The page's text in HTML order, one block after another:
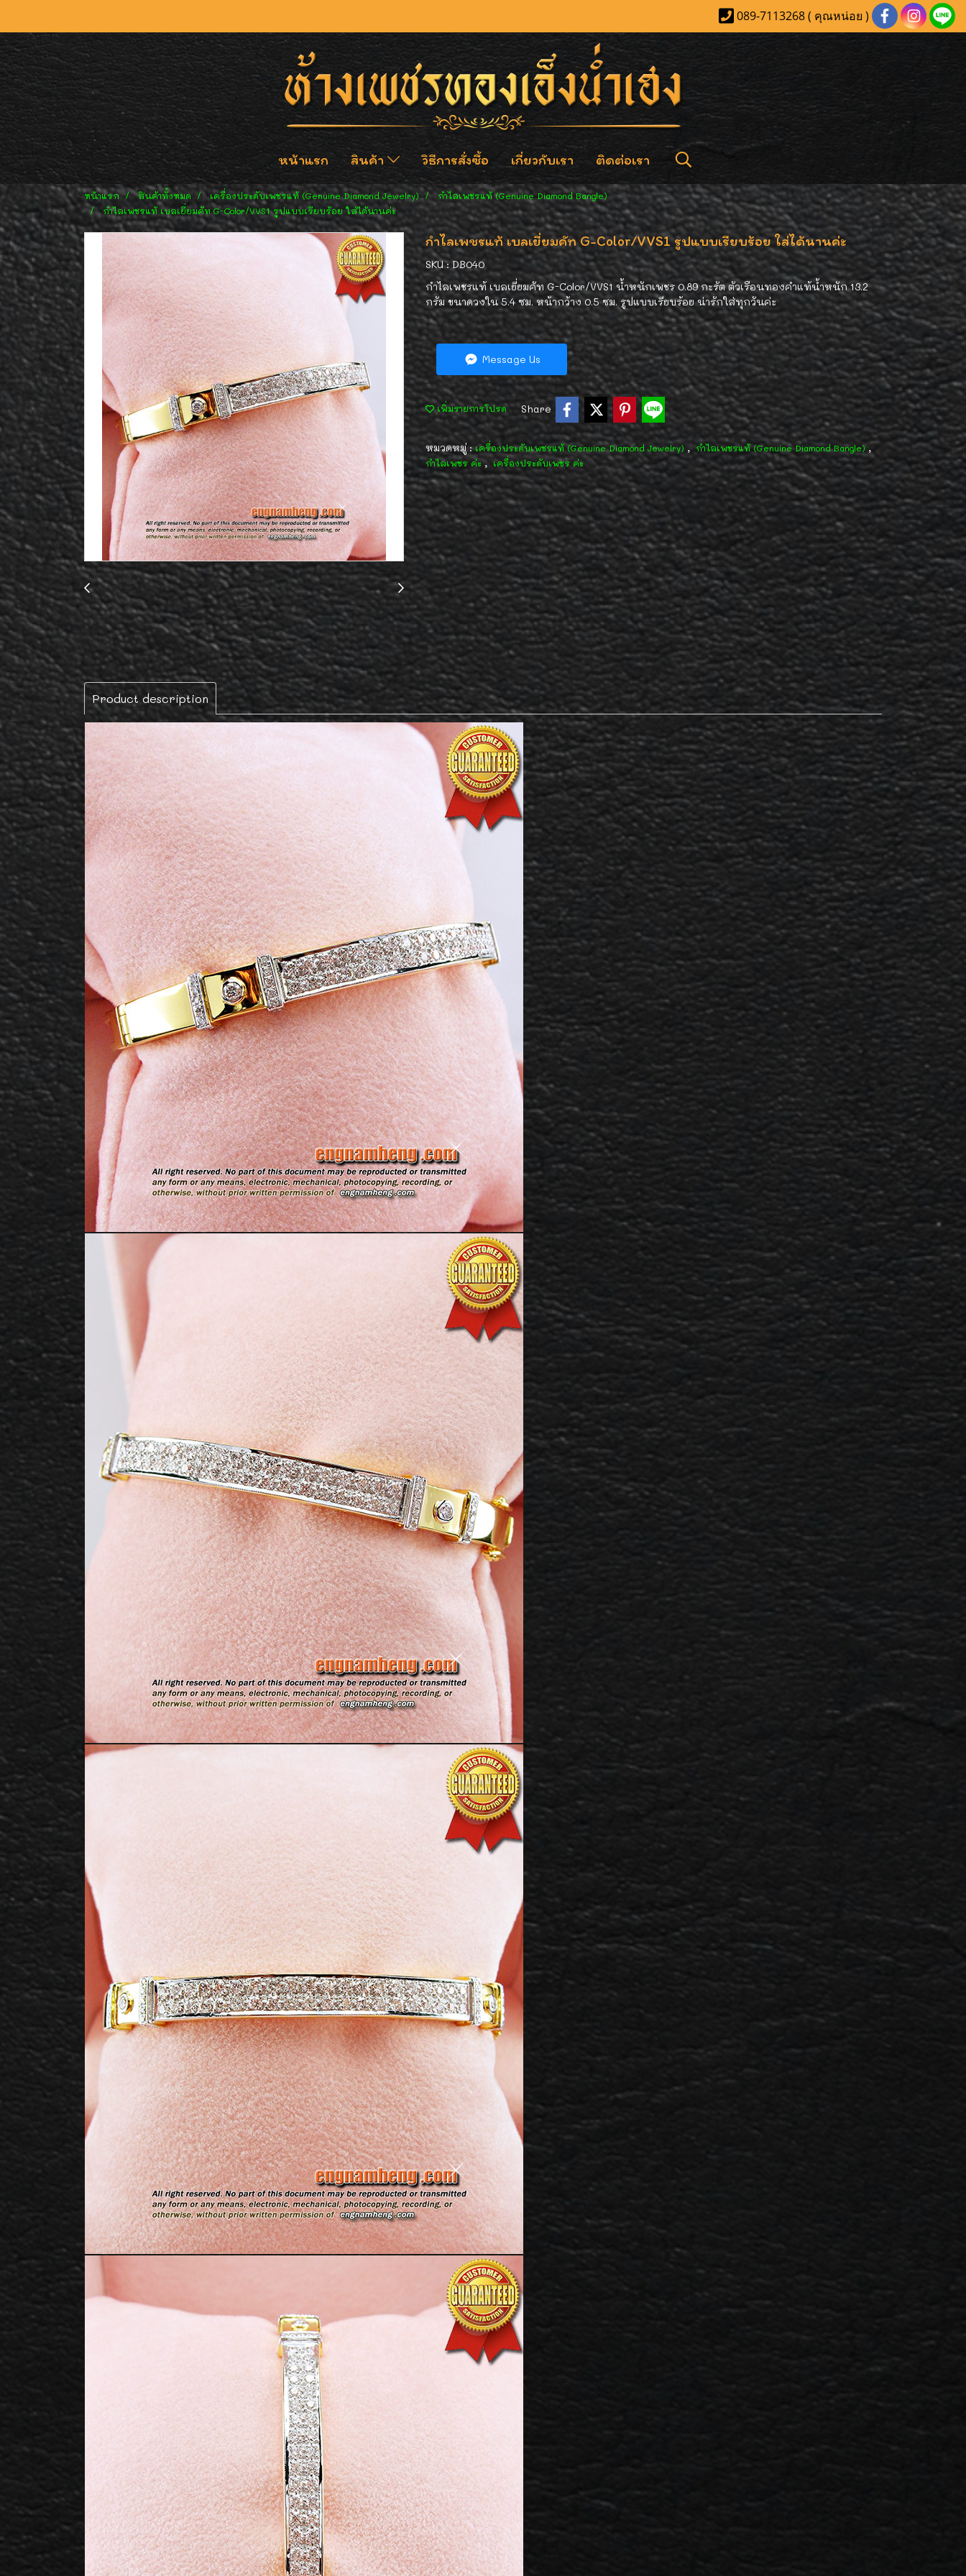
089-7113268 ( คุณหน่อย )
หน้าแรก สินค้า วิธีการสั่งซื้อ เกี่ยวกับเรา ติดต่อเรา
หน้าแรก สินค้าทั้งหมด เครื่องประดับเพชรแท้ (Genuine Diamond Jewelry)
กำไลเพชรแท้ (Genuine Diamond Bangle)
กำไลเพชรแท้ เบลเยี่ยมคัท G-Color/VVS1 รูปแบบเรียบร้อย ใส่ได้นานค่ะ
กำไลเพชรแท้ เบลเยี่ยมคัท G-Color/VVS1 รูปแบบเรียบร้อย ใส่ได้นานค่ะ
SKU : DB040
กำไลเพชรแท้ เบลเยี่ยมคัท G-Color/VVS1 น้ำหนักเพชร 0.89 กะรัต ตัวเรือนทองคำแท้น้ำหนัก 13.2
กรัม ขนาดวงใน 5.4 ซม. หน้ากว้าง 0.5 ซม. รูปแบบเรียบร้อย น่ารักใส่ทุกวันค่ะ
Message Us
เพิ่มรายการโปรด Share
หมวดหมู่ :เครื่องประดับเพชรแท้ (Genuine Diamond Jewelry) , กำไลเพชรแท้ (Genuine Diamond Bangle) ,
กำไลเพชร ค่ะ, เครื่องประดับเพชร ค่ะ
Product description